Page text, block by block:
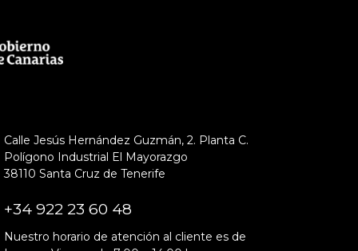
Calle Jesús Hernández Guzmán, 2. Planta C.
Polígono Industrial El Mayorazgo
38110 Santa Cruz de Tenerife
+34 922 23 60 48
Nuestro horario de atención al cliente es de